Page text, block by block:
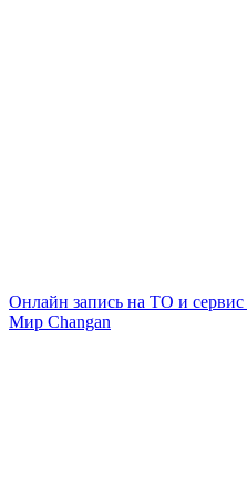
Онлайн запись на ТО и сервис
Мир Changan